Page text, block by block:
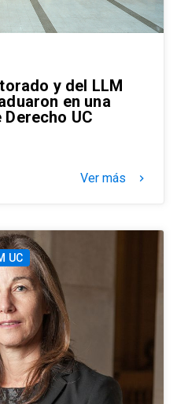
y del LLM
en una
UC
Ver más keyboard_arrow_right
UC